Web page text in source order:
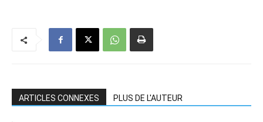
ARTICLES CONNEXES PLUS DE L'AUTEUR